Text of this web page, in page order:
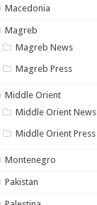
Macedonia
Magreb
Magreb News
Magreb Press
Middle Orient
Middle Orient News
Middle Orient Press
Montenegro
Pakistan